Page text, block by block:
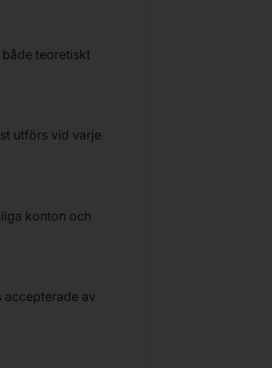
teoretiskt
utförs vid varje
konton och
accepterade av